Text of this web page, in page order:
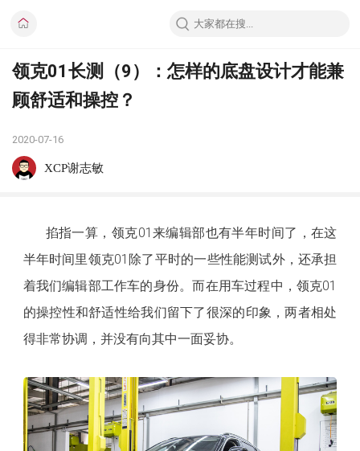
领克01长测（9）：怎样的底盘设计才能兼
顾舒适和操控？
2020-07-16
XCP谢志敏
掐指一算，领克01来编辑部也有半年时间了，在这
半年时间里领克01除了平时的一些性能测试外，还承担
着我们编辑部工作车的身份。而在用车过程中，领克01
的操控性和舒适性给我们留下了很深的印象，两者相处
得非常协调，并没有向其中一面妥协。